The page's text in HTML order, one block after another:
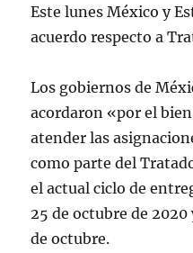
Este lunes México y
acuerdo respecto a
Los gobiernos de
acordaron «por el
atender las
como parte del
el actual ciclo de
25 de octubre de
de octubre.